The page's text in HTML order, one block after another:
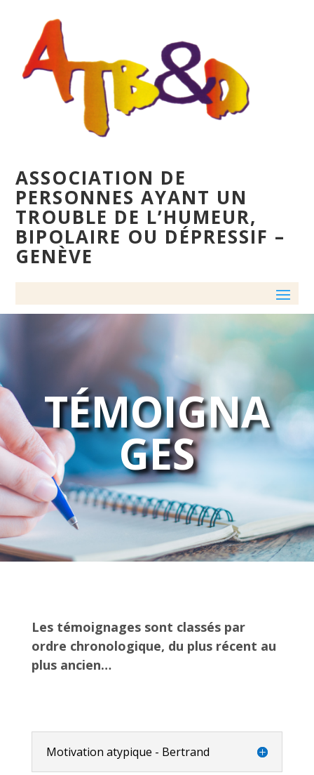
ASSOCIATION DE
PERSONNES AYANT UN
TROUBLE DE L’HUMEUR,
BIPOLAIRE OU DÉPRESSIF –
GENÈVE
TÉMOIGNA
GES
Les témoignages sont classés par
ordre chronologique, du plus récent au
plus ancien…
Motivation atypique - Bertrand